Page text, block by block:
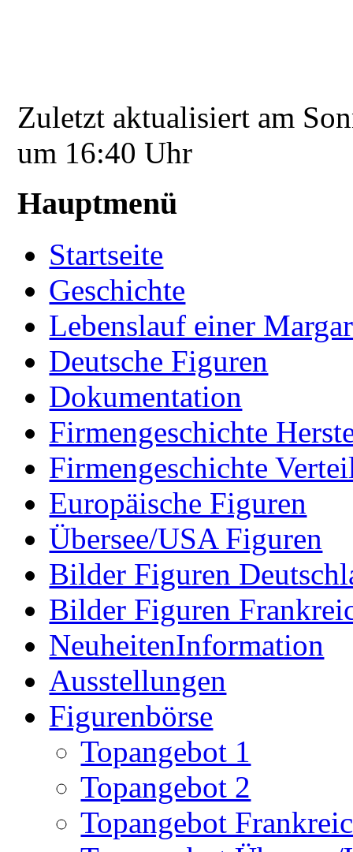
Zuletzt aktualisiert am
um 16:40 Uhr
Hauptmenü
Startseite
Geschichte
Lebenslauf einer
Deutsche Figuren
Dokumentation
Firmengeschichte
Firmengeschichte
Europäische Figuren
Übersee/USA Figuren
Bilder Figuren
Bilder Figuren
NeuheitenInformation
Ausstellungen
Figurenbörse
Topangebot 1
Topangebot 2
Topangebot